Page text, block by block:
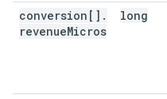
conversion[] .
revenueMicros
long